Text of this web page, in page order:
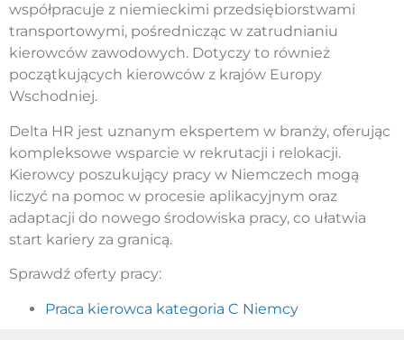
współpracuje z niemieckimi przedsiębiorstwami
transportowymi, pośrednicząc w zatrudnianiu
kierowców zawodowych. Dotyczy to również
początkujących kierowców z krajów Europy
Wschodniej.
Delta HR jest uznanym ekspertem w branży, oferując
kompleksowe wsparcie w rekrutacji i relokacji.
Kierowcy poszukujący pracy w Niemczech mogą
liczyć na pomoc w procesie aplikacyjnym oraz
adaptacji do nowego środowiska pracy, co ułatwia
start kariery za granicą.
Sprawdź oferty pracy:
Praca kierowca kategoria C Niemcy